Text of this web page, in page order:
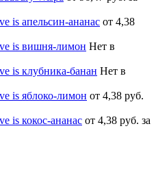
is апельсин-ананас от 4,38
is вишня-лимон Нет в
is клубника-банан Нет в
is яблоко-лимон от 4,38 руб.
is кокос-ананас от 4,38 руб. за